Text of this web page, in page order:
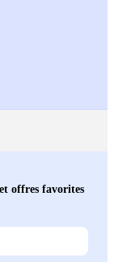
offres favorites